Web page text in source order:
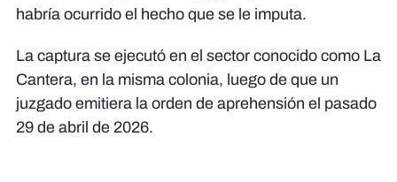
habría ocurrido el hecho que se le imputa.
La captura se ejecutó en el sector conocido como La
Cantera, en la misma colonia, luego de que un
juzgado emitiera la orden de aprehensión el pasado
29 de abril de 2026.